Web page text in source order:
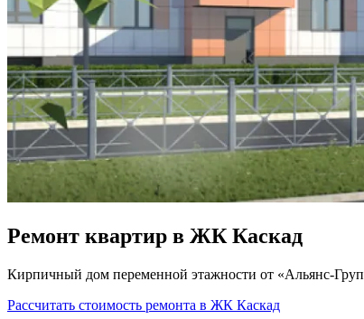
Ремонт квартир в ЖК Каскад
Кирпичный дом переменной этажности от «Альянс-
Рассчитать стоимость ремонта в ЖК Каскад